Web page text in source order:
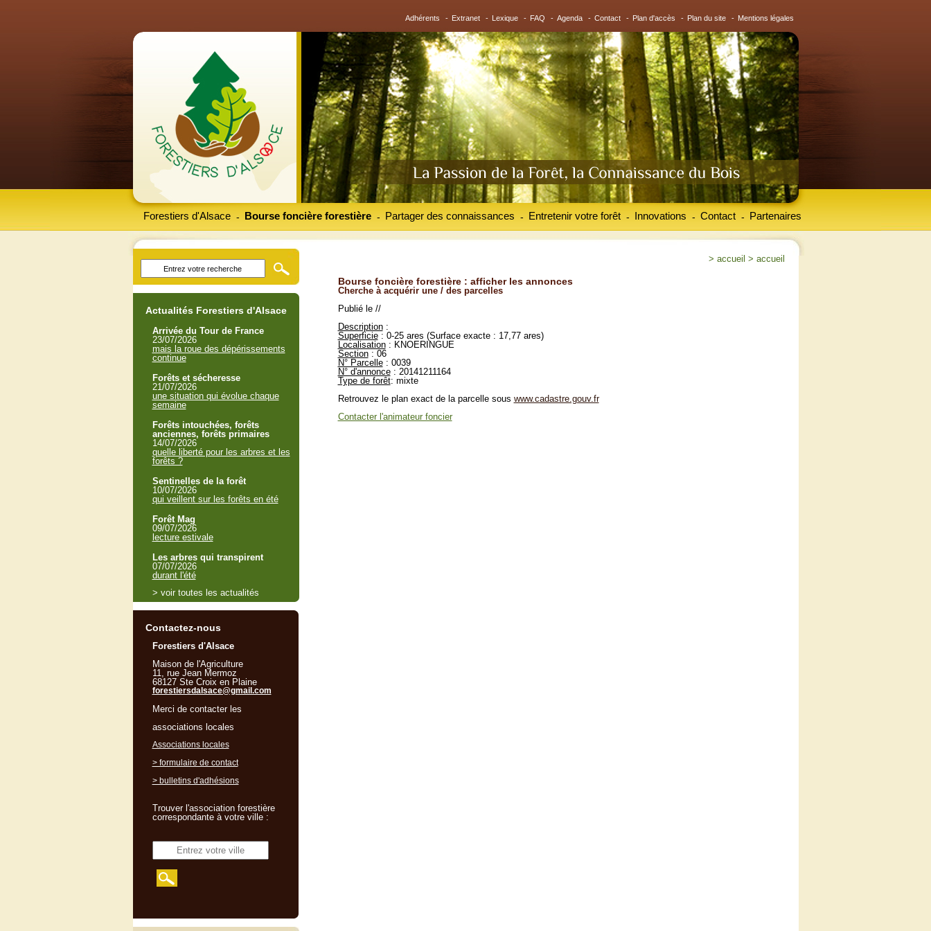
Adhérents - Extranet - Lexique - FAQ - Agenda - Contact - Plan d'accès - Plan du site - Mentions légales
Forestiers d'Alsace Bourse foncière forestière
- Partager des connaissances
- Entretenir votre forêt
- Innovations
- Contact
- Partenaires
-
> accueil > accueil
Bourse foncière forestière : afficher les annonces
Cherche à acquérir une / des parcelles
Publié le //
Description:
Superficie: 0-25 ares (Surface exacte : 17,77 ares)
Localisation: KNOERINGUE
Section: 06
N° Parcelle: 0039
N° d'annonce: 20141211164
Type de forêt: mixte
Retrouvez le plan exact de la parcelle sous www.cadastre.gouv.fr
Contacter l'animateur foncier
Actualités Forestiers d'Alsace
Arrivée du Tour de France
23/07/2026
mais la roue des dépérissements
continue
Forêts et sécheresse
21/07/2026
une situation qui évolue chaque
semaine
Forêts intouchées, forêts
anciennes, forêts primaires
14/07/2026
quelle liberté pour les arbres et les
forêts ?
Sentinelles de la forêt
10/07/2026
qui veillent sur les forêts en été
Forêt Mag
09/07/2026
lecture estivale
Les arbres qui transpirent
07/07/2026
durant l'été
> voir toutes les actualités
Contactez-nous
Forestiers d'Alsace
Maison de l'Agriculture
11, rue Jean Mermoz
68127 Ste Croix en Plaine
forestiersdalsace@gmail.com
Merci de contacter les
associations locales
Associations locales
> formulaire de contact
> bulletins d'adhésions
Trouver l'association forestière
correspondante à votre ville :